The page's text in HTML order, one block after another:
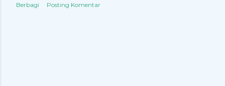
Berbagi Posting Komentar